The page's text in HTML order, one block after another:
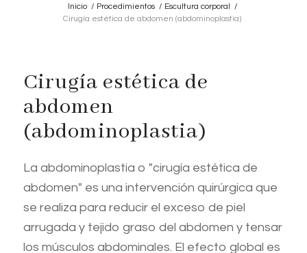
Inicio / Procedimientos / Escultura corporal /
Cirugía estética de abdomen (abdominoplastia)
Cirugía estética de
abdomen
(abdominoplastia)
La abdominoplastia o "cirugía estética de
abdomen" es una intervención quirúrgica que
se realiza para reducir el exceso de piel
arrugada y tejido graso del abdomen y tensar
los músculos abdominales. El efecto global es